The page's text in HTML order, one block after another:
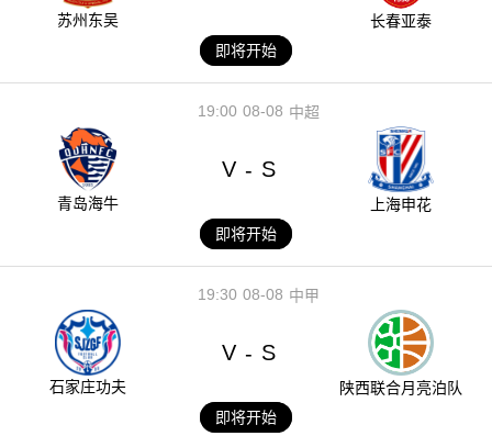
苏州东吴
长春亚泰
即将开始
08-08
19:00 中超
青岛海牛
V - S
上海申花
即将开始
08-08
19:30 中甲
石家庄功夫
V - S
陕西联合月亮泊队
即将开始